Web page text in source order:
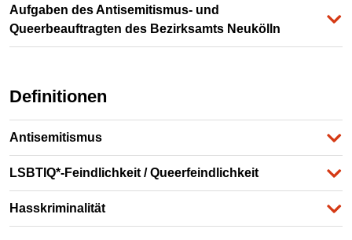
Aufgaben des Antisemitismus- und
Queerbeauftragten des Bezirksamts Neukölln
Definitionen
Antisemitismus
LSBTIQ*-Feindlichkeit / Queerfeindlichkeit
Hasskriminalität